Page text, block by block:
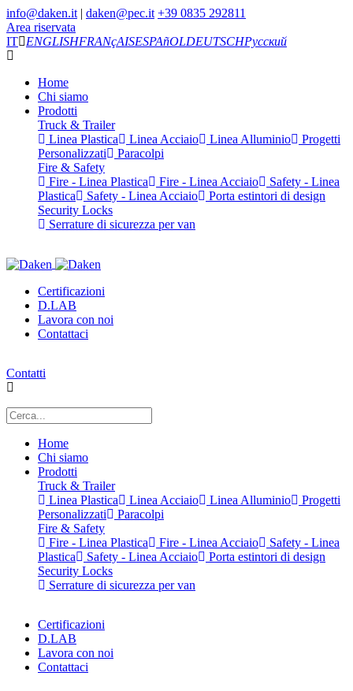
info@daken.it | daken@pec.it +39 0835 292811
Area riservata
IT
ENGLISHFRANçAISESPAñOLDEUTSCHРусский
Home
Chi siamo
Prodotti
Truck & Trailer
Linea Plastica
Linea Acciaio Linea Alluminio
Progetti
Personalizzati
Paracolpi
Fire & Safety
Fire - Linea Plastica
Fire - Linea Acciaio
Safety - Linea
Plastica
Safety - Linea Acciaio
Porta estintori di design
Security Locks
Serrature di sicurezza per van
Certificazioni
D.LAB
Lavora con noi
Contattaci
Contatti
Home
Chi siamo
Prodotti
Truck & Trailer
Linea Plastica
Linea Acciaio Linea Alluminio
Progetti
Personalizzati
Paracolpi
Fire & Safety
Fire - Linea Plastica
Fire - Linea Acciaio
Safety - Linea
Plastica
Safety - Linea Acciaio
Porta estintori di design
Security Locks
Serrature di sicurezza per van
Certificazioni
D.LAB
Lavora con noi
Contattaci